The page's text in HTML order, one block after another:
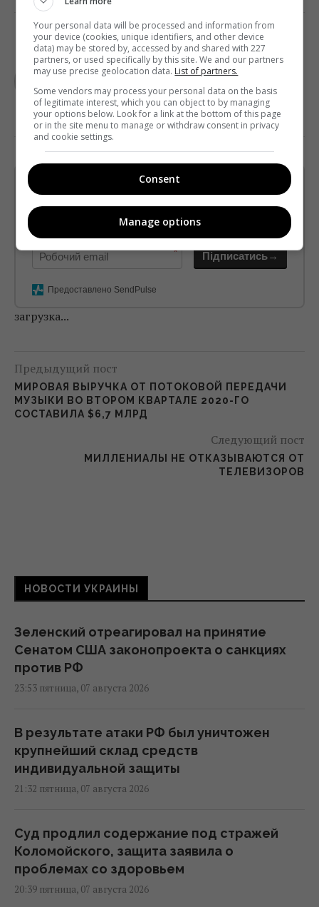
TELEKRITIKA
Щотижневий лист з найцікавішим.
Підпишіться ще раз, якщо не отримуєте від нас листи
* Підписатись→
Предоставлено SendPulse
загрузка...
Предыдущий пост
МИРОВАЯ ВЫРУЧКА ОТ ПОТОКОВОЙ ПЕРЕДАЧИ
МУЗЫКИ ВО ВТОРОМ КВАРТАЛЕ 2020-ГО
СОСТАВИЛА $6,7 МЛРД
Следующий пост
МИЛЛЕНИАЛЫ НЕ ОТКАЗЫВАЮТСЯ ОТ
ТЕЛЕВИЗОРОВ
НОВОСТИ УКРАИНЫ
Зеленский отреагировал на принятие
Сенатом США законопроекта о санкциях
против РФ
23:53 пятница, 07 августа 2026
В результате атаки РФ был уничтожен
крупнейший склад средств
индивидуальной защиты
21:32 пятница, 07 августа 2026
Суд продлил содержание под стражей
Коломойского, защита заявила о
проблемах со здоровьем
20:39 пятница, 07 августа 2026
Your personal data will be processed and information from
your device (cookies, unique identifiers, and other device
data) may be stored by, accessed by and shared with 227
partners, or used specifically by this site. We and our partners
may use precise geolocation data. List of partners.
Some vendors may process your personal data on the basis
of legitimate interest, which you can object to by managing
your options below. Look for a link at the bottom of this page
or in the site menu to manage or withdraw consent in privacy
and cookie settings.
Consent
Manage options